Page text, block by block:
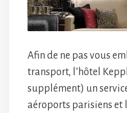
Afin de ne pas vous
transport, l’hôtel
supplément) un
aéroports parisiens et